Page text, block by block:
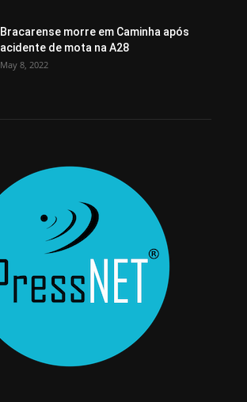
Bracarense morre em Caminha após
acidente de mota na A28
May 8, 2022